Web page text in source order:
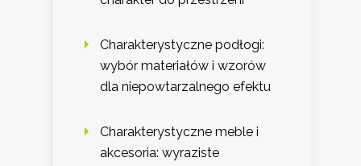
Charakterystyczne podłogi:
wybór materiałów i wzorów
dla niepowtarzalnego efektu
Charakterystyczne meble i
akcesoria: wyraziste